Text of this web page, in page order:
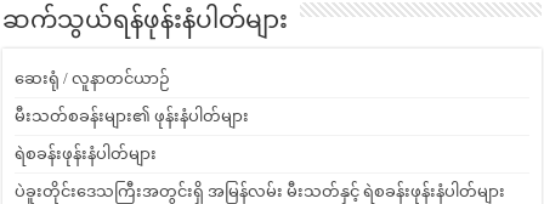
ဆက်သွယ်ရန်ဖုန်းနံပါတ်များ
ဆေးရုံ / လူနာတင်ယာဉ်
မီးသတ်စခန်းများ၏ ဖုန်းနံပါတ်များ
ရဲစခန်းဖုန်းနံပါတ်များ
ပဲခူးတိုင်းဒေသကြီးအတွင်းရှိ အမြန်လမ်း မီးသတ်နှင့် ရဲစခန်းဖုန်းနံပါတ်များ